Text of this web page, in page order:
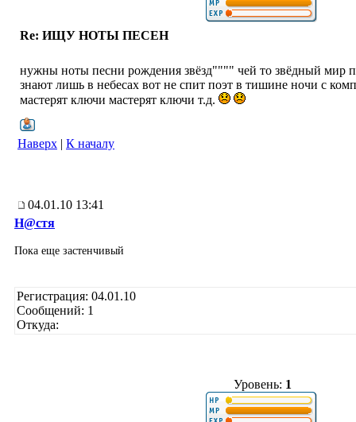
Re: ИЩУ НОТЫ ПЕСЕН
нужны ноты песни рождения звёзд"""" чей то звёдный мир
знают лишь в небесах вот не спит поэт в тишине ночи с
мастерят ключи мастерят ключи т.д.
Наверх | К началу
04.01.10 13:41
Н@cтя
Пока еще застенчивый
Регистрация: 04.01.10
Сообщений: 1
Откуда:
Уровень: 1